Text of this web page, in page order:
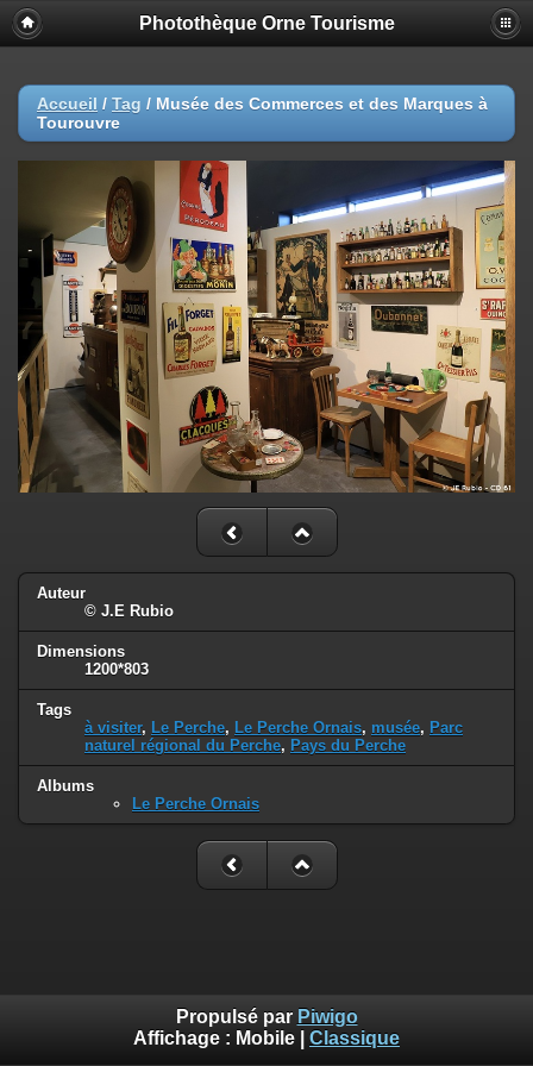
Photothèque Orne Tourisme
Accueil / Tag / Musée des Commerces et des Marques à
Tourouvre
Auteur
© J.E Rubio
Dimensions
1200*803
Tags
à visiter, Le Perche, Le Perche Ornais, musée, Parc
naturel régional du Perche, Pays du Perche
Albums
Le Perche Ornais
Propulsé par Piwigo
Affichage : Mobile Classique